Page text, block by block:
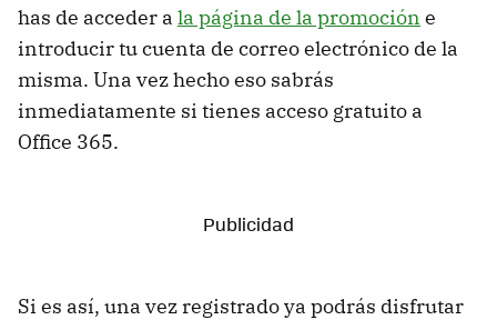
has de acceder a la página de la promoción e
introducir tu cuenta de correo electrónico de la
misma. Una vez hecho eso sabrás
inmediatamente si tienes acceso gratuito a
Office 365.
Si es así, una vez registrado ya podrás disfrutar